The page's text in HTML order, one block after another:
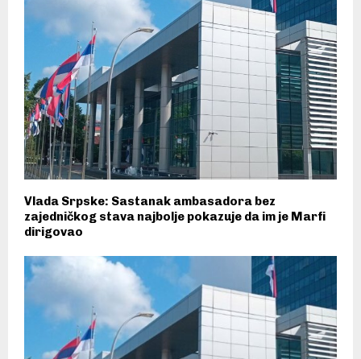
Vlada Srpske: Sastanak ambasadora bez
zajedničkog stava najbolje pokazuje da im je Marfi
dirigovao